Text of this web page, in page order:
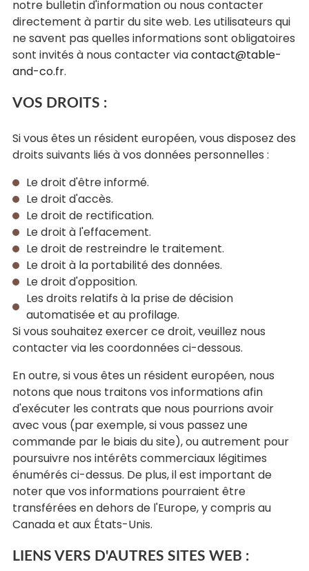
notre bulletin d'information ou nous contacter
directement à partir du site web. Les utilisateurs qui
ne savent pas quelles informations sont obligatoires
sont invités à nous contacter viacontact@table-
and-co.fr.
VOS DROITS :
Si vous êtes un résident européen, vous disposez des
droits suivants liés à vos données personnelles :
Le droit d'être informé.
Le droit d'accès.
Le droit de rectification.
Le droit à l'effacement.
Le droit de restreindre le traitement.
Le droit à la portabilité des données.
Le droit d'opposition.
Les droits relatifs à la prise de décision
automatisée et au profilage.
Si vous souhaitez exercer ce droit, veuillez nous
contacter via les coordonnées ci-dessous.
En outre, si vous êtes un résident européen, nous
notons que nous traitons vos informations afin
d'exécuter les contrats que nous pourrions avoir
avec vous (par exemple, si vous passez une
commande par le biais du site), ou autrement pour
poursuivre nos intérêts commerciaux légitimes
énumérés ci-dessus. De plus, il est important de
noter que vos informations pourraient être
transférées en dehors de l'Europe, y compris au
Canada et aux États-Unis.
LIENS VERS D'AUTRES SITES WEB :